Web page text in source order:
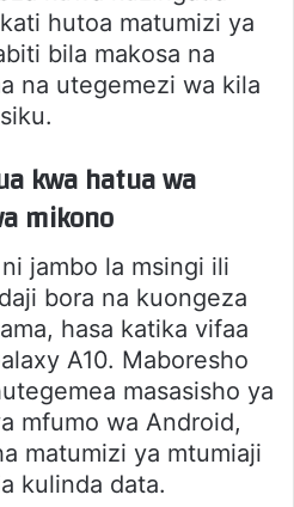
hutoa matumizi ya
bila makosa na
na utegemezi wa kila
siku.
kwa hatua wa
mikono
jambo la msingi ili
bora na kuongeza
hasa katika vifaa
A10. Maboresho
masasisho ya
mfumo wa Android,
matumizi ya mtumiaji
kulinda data.